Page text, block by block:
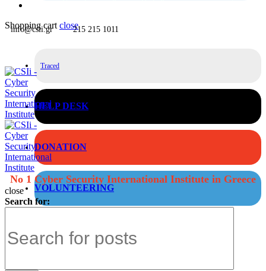
Shopping cart close
info@csii.gr 215 215 1011
Traced
HELP DESK
DONATION
VOLUNTEERING
No 1 Cyber Security International Institute in Greece
close
Search for: